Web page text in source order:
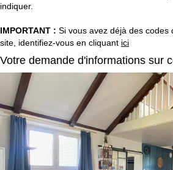
indiquer.
IMPORTANT : Si vous avez déjà des codes
site, identifiez-vous en cliquant ici
Votre demande d'informations sur